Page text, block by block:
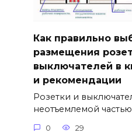
Как правильно
размещения
выключателей в
и рекомендации
Розетки и
неотъемлемой частью
0 29